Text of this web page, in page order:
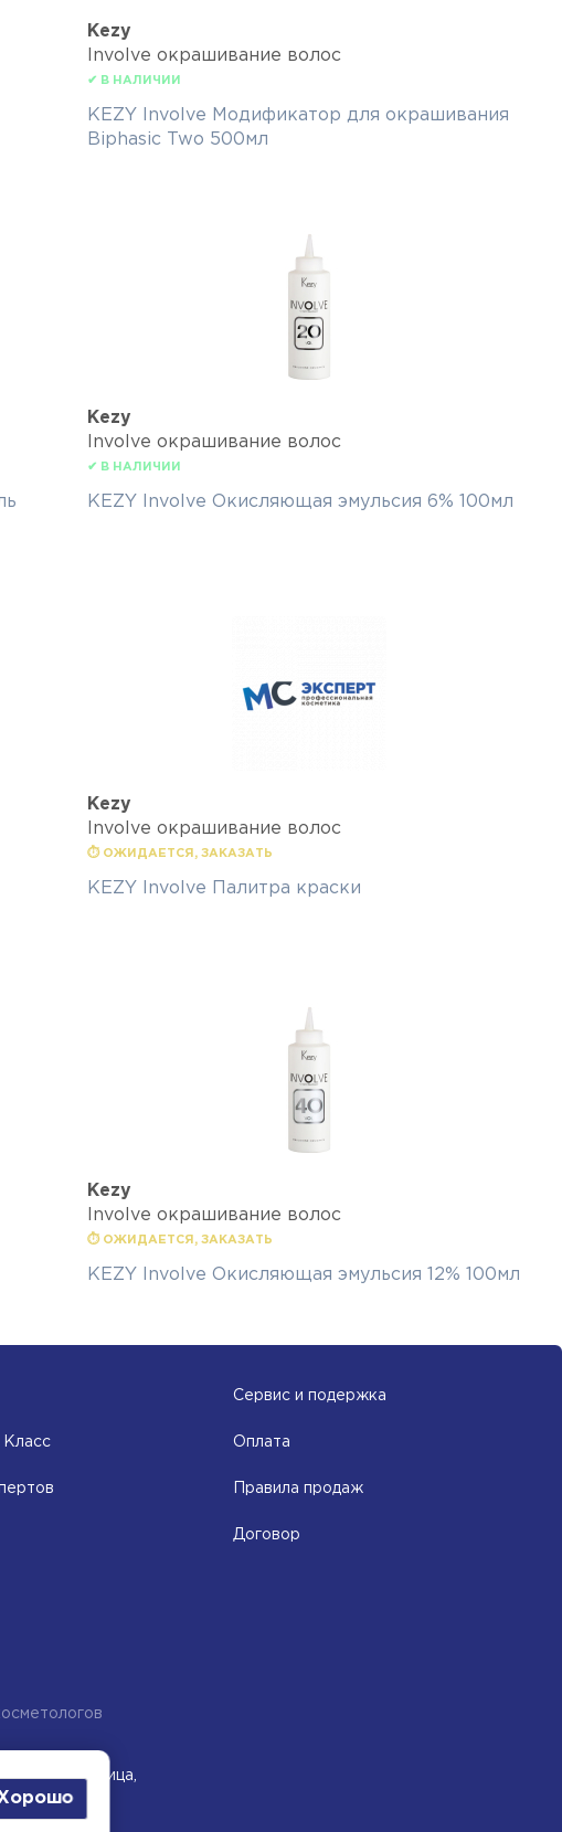
Kezy
Involve окрашивание волос
✔ В НАЛИЧИИ
KEZY Involve Модификатор для окрашивания
Biphasic Two 500мл
Kezy
Involve окрашивание волос
✔ В НАЛИЧИИ
KEZY Involve Окисляющая эмульсия 6% 100мл
Kezy
Involve окрашивание волос
⏱ ОЖИДАЕТСЯ, ЗАКАЗАТЬ
KEZY Involve Палитра краски
Kezy
Involve окрашивание волос
⏱ ОЖИДАЕТСЯ, ЗАКАЗАТЬ
KEZY Involve Окисляющая эмульсия 12% 100мл
Сервис и подержка
Оплата
Правила продаж
Договор
для лица,